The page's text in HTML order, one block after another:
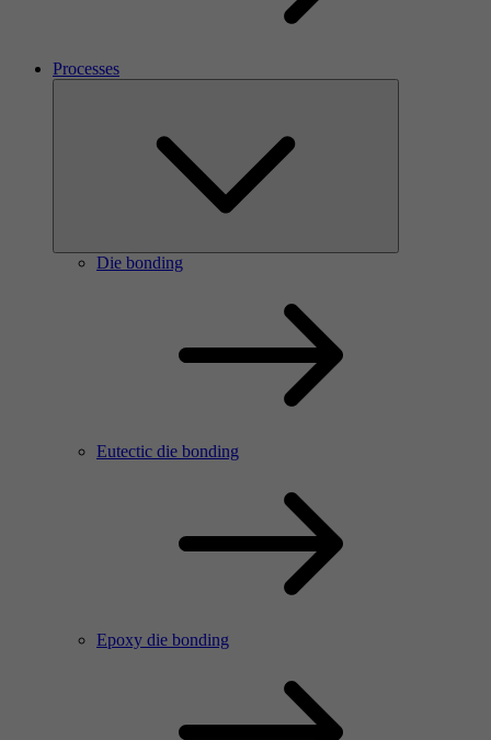
Processes
Die bonding
Eutectic die bonding
Epoxy die bonding